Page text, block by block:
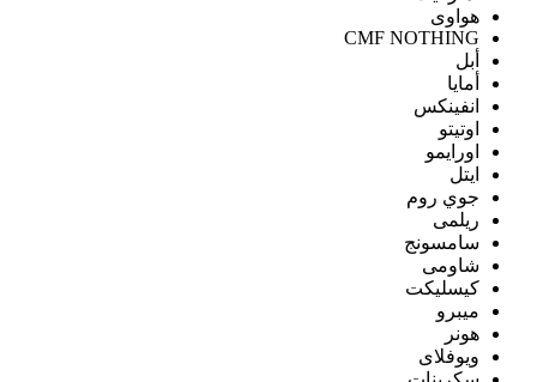
هواوى
CMF NOTHING
أبل
أمايا
انفينكس
اوتيتو
اورايمو
ايتل
جوي روم
ريلمى
سامسونج
شاومى
كيسليكت
ميبرو
هونر
ويوفلاى